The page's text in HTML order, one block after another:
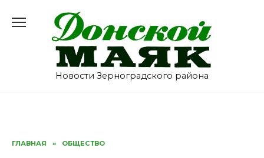
содержанию
Новости Зерноградского района
ГЛАВНАЯ » ОБЩЕСТВО